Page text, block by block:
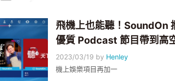
飛機上也能聽！SoundOn
優質 Podcast 節目帶到高
2023/03/19 by Henley
機上娛樂項目再加一